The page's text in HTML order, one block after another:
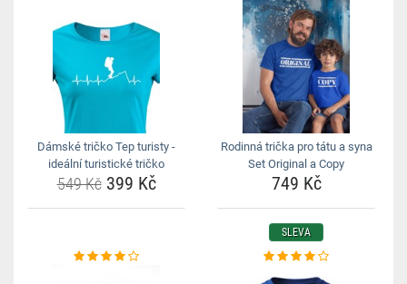
Dámské tričko Tep turisty -
ideální turistické tričko
549 Kč399 Kč
Rodinná trička pro tátu a syna
Set Original a Copy
749 Kč
SLEVA